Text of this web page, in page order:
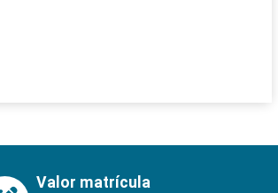
Valor matrícula